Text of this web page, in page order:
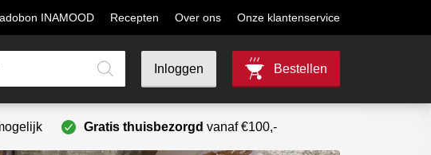
INAMOOD Recepten Over ons Onze klantenservice
Inloggen Bestellen
Gratis thuisbezorgd vanaf €100,-